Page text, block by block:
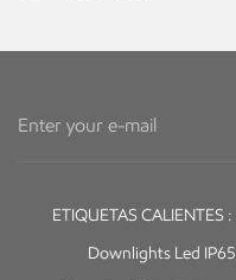
ETIQUETAS CALIENTES :
Downlights Led IP65